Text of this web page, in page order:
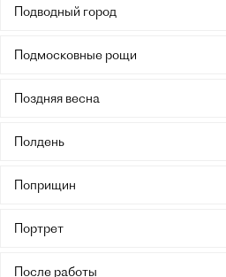
Подводный город
Подмосковные рощи
Поздняя весна
Полдень
Поприщин
Портрет
После работы